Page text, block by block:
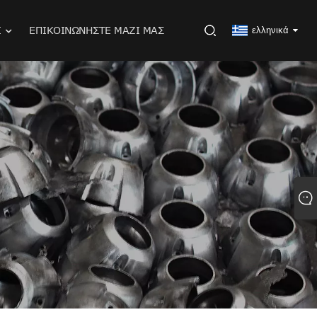
ΕΠΙΚΟΙΝΩΝΉΣΤΕ ΜΑΖΊ ΜΑΣ ελληνικά